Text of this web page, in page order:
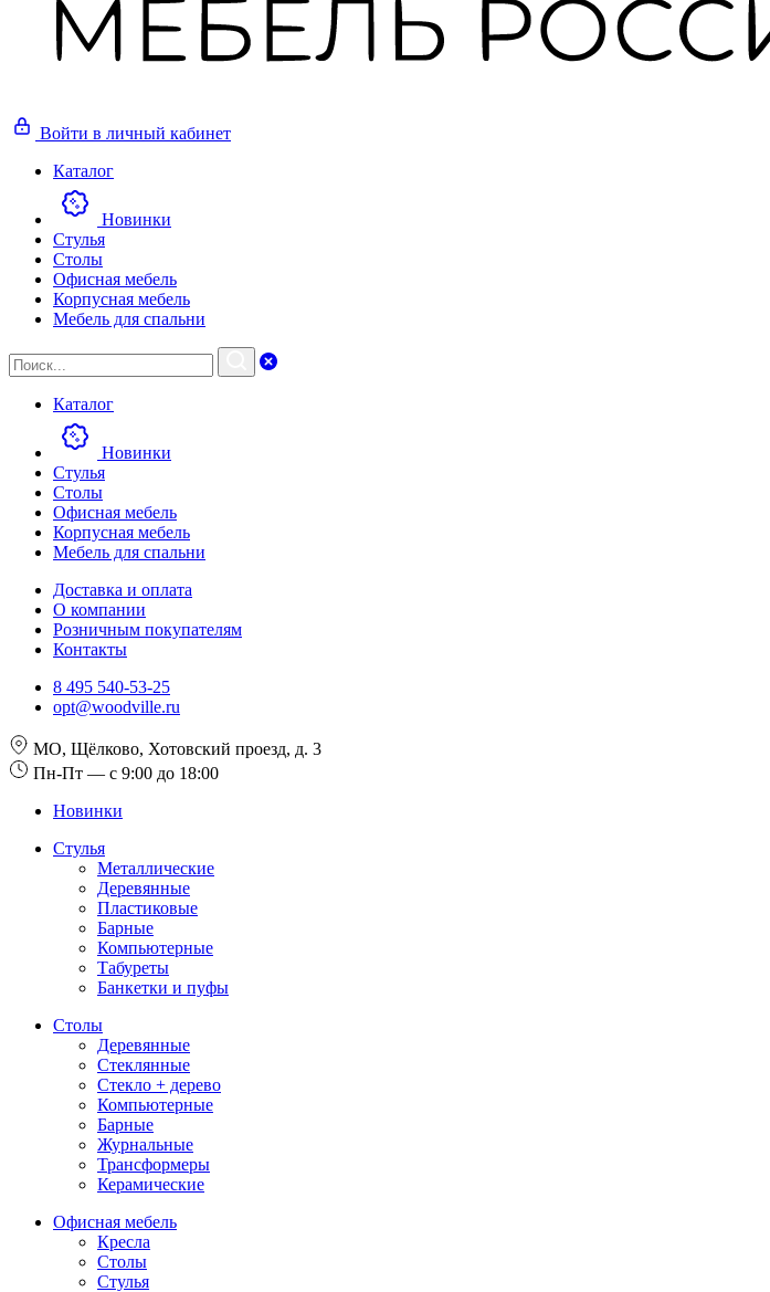
Войти в личный кабинет
Каталог
Новинки
Стулья
Столы
Офисная мебель
Корпусная мебель
Мебель для спальни
Каталог
Новинки
Стулья
Столы
Офисная мебель
Корпусная мебель
Мебель для спальни
Доставка и оплата
О компании
Розничным покупателям
Контакты
8 495 540-53-25
opt@woodville.ru
МО, Щёлково, Хотовский проезд, д. 3
Пн-Пт — с 9:00 до 18:00
Новинки
Стулья
Металлические
Деревянные
Пластиковые
Барные
Компьютерные
Табуреты
Банкетки и пуфы
Столы
Деревянные
Стеклянные
Стекло + дерево
Компьютерные
Барные
Журнальные
Трансформеры
Керамические
Офисная мебель
Кресла
Столы
Стулья